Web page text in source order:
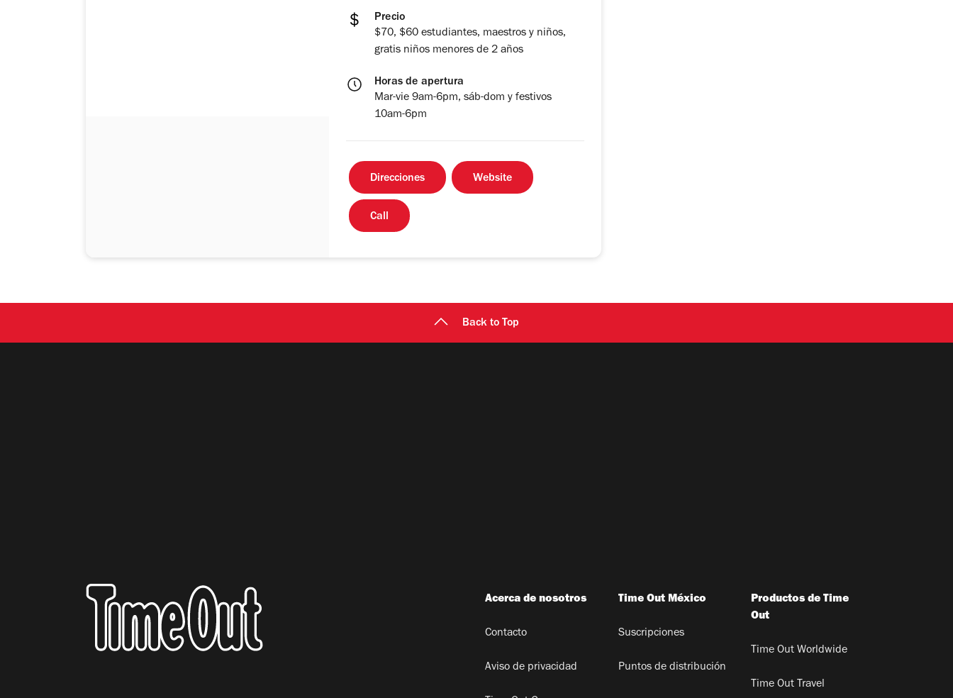
Precio
$70, $60 estudiantes, maestros y niños,
gratis niños menores de 2 años
Horas de apertura
Mar-vie 9am-6pm, sáb-dom y festivos
10am-6pm
Direcciones Website
Call
Back to Top
Acerca de nosotros
Contacto
Aviso de privacidad
Time Out México
Suscripciones
Puntos de distribución
Productos de Time
Out
Time Out Worldwide
Time Out Travel